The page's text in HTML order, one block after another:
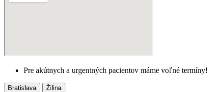
Pre akútnych a urgentných pacientov máme voľné termíny!
Bratislava Žilina